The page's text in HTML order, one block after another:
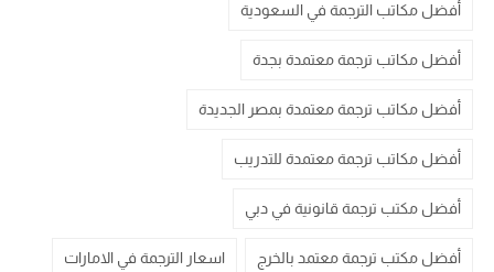
أفضل مكاتب الترجمة في السعودية
أفضل مكاتب ترجمة معتمدة بجدة
أفضل مكاتب ترجمة معتمدة بمصر الجديدة
أفضل مكاتب ترجمة معتمدة للتدريب
أفضل مكتب ترجمة قانونية في دبي
أفضل مكتب ترجمة معتمد بالخرج اسعار الترجمة في الامارات